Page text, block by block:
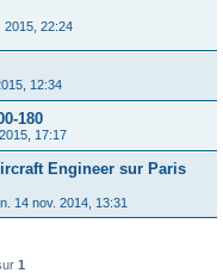
2015, 22:24
12:34
180
17:17
Engineer sur Paris
14 nov. 2014, 13:31
1